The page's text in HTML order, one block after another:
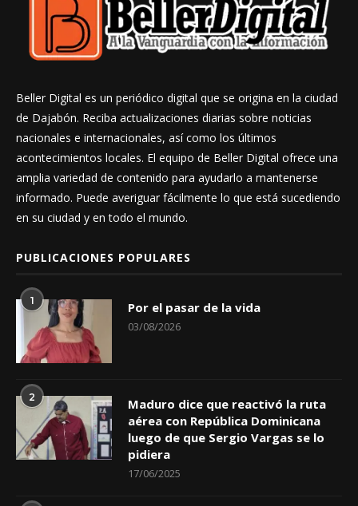
Beller Digital es un periódico digital que se origina en la ciudad
de Dajabón. Reciba actualizaciones diarias sobre noticias
nacionales e internacionales, así como los últimos
acontecimientos locales. El equipo de Beller Digital ofrece una
amplia variedad de contenido para ayudarlo a mantenerse
informado. Puede averiguar fácilmente lo que está sucediendo
en su ciudad y en todo el mundo.
PUBLICACIONES POPULARES
1 Por el pasar de la vida
03/08/2026
2
Maduro dice que reactivó la ruta
aérea con República Dominicana
luego de que Sergio Vargas se lo
pidiera
17/06/2025